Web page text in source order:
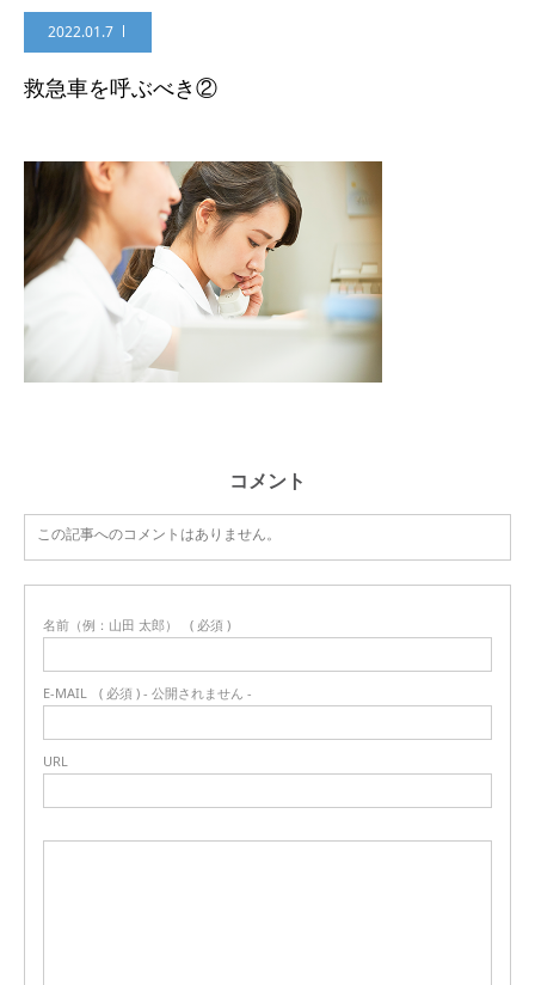
2022.01.7
救急車を呼ぶべき②
コメント
この記事へのコメントはありません。
名前（例：山田 太郎） ( 必須 )
E-MAIL ( 必須 ) - 公開されません -
URL